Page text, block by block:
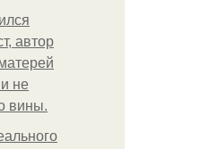
автор
не
вины.